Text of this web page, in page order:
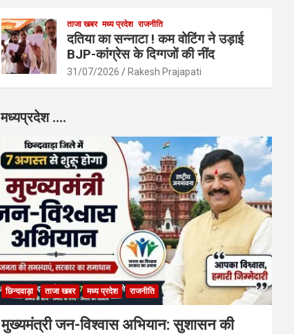
ताजा खबर मध्य प्रदेश राजनीति
दतिया का सन्नाटा ! कम वोटिंग ने उड़ाई
BJP-कांग्रेस के दिग्गजों की नींद
31/07/2026 Rakesh Prajapati
मध्यप्रदेश ….
छिन्दवाड़ा ताजा खबर मध्य प्रदेश राजनीति
मुख्यमंत्री जन-विश्वास अभियान: सुशासन की